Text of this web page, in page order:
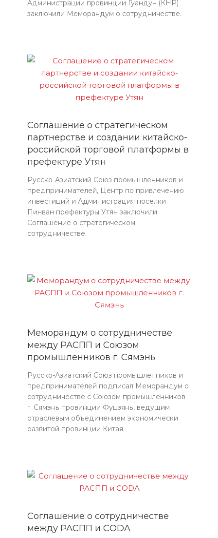
Администрации провинции Гуандун (КНР)
заключили Меморандум о сотрудничестве.
Соглашение о стратегическом
партнерстве и создании китайско-
российской торговой платформы в
префектуре Утян
Русско-Азиатский Союз промышленников и
предпринимателей, Центр по привлечению
инвестиций и Администрация поселки
Пинван префектуры Утян заключили
Соглашение о стратегическом
сотрудничестве.
Меморандум о сотрудничестве
между РАСПП и Союзом
промышленников г. Сямэнь
Русско-Азиатский Союз промышленников и
предпринимателей подписал Меморандум о
сотрудничестве с Союзом промышленников
г. Сямэнь провинции Фуцзянь, ведущим
отраслевым объединением экономически
развитой провинции Китая.
Соглашение о сотрудничестве
между РАСПП и СODA